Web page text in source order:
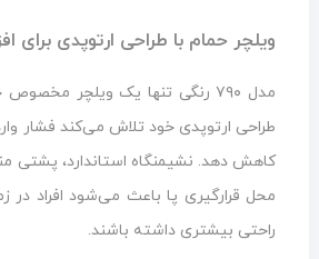
ویلچر حمام با طراحی ارتوپدی برای
مدل ۷۹۰ رنگی تنها یک ویلچر
طراحی ارتوپدی خود تلاش می‌کند فشار
کاهش دهد. نشیمنگاه استاندارد، پشتی
محل قرارگیری پا باعث می‌شود افراد در
راحتی بیشتری داشته باشند.